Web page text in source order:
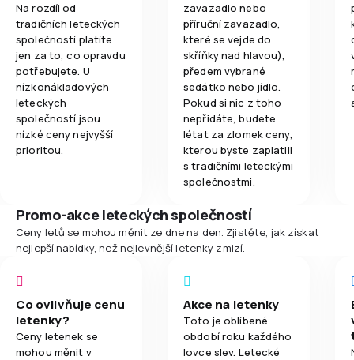
Na rozdíl od
tradičních leteckých
společností platíte
jen za to, co opravdu
potřebujete. U
nízkonákladových
leteckých
společností jsou
nízké ceny nejvyšší
prioritou.
zavazadlo nebo
příruční zavazadlo,
které se vejde do
skříňky nad hlavou),
předem vybrané
sedátko nebo jídlo.
Pokud si nic z toho
nepřidáte, budete
létat za zlomek ceny,
kterou byste zaplatili
s tradičními leteckými
společnostmi.
Promo-akce leteckých společností
Ceny letů se mohou měnit ze dne na den. Zjistěte, jak získat
nejlepší nabídky, než nejlevnější letenky zmizí.
Co ovlivňuje cenu
letenky?
Ceny letenek se
mohou měnit v
Akce na letenky
Toto je oblíbené
období roku každého
lovce slev. Letecké